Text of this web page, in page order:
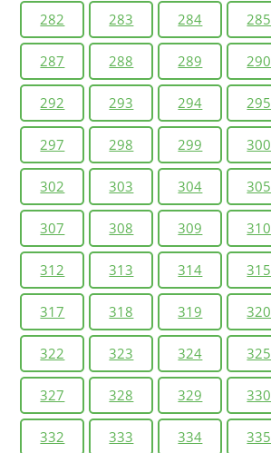
282 283 284 285
287 288 289 290
292 293 294 295
297 298 299 300
302 303 304 305
307 308 309 310
312 313 314 315
317 318 319 320
322 323 324 325
327 328 329 330
332 333 334 335